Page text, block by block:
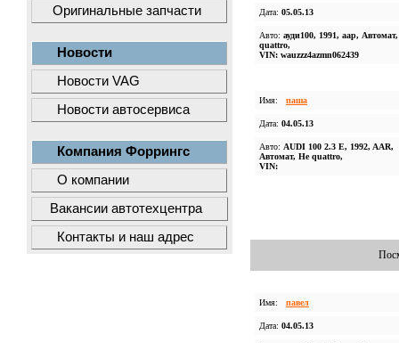
Оригинальные запчасти
Новости
Новости VAG
Новости автосервиса
Компания Форрингс
О компании
Вакансии автотехцентра
Контакты и наш адрес
Дата: 05.05.13
Авто: ауди100, 1991, аар, Автомат,
quattro,
VIN: wauzzz4azmn062439
Имя: паша
Дата: 04.05.13
Авто: AUDI 100 2.3 E, 1992, AAR,
Автомат, Не quattro,
VIN:
Имя: павел
Дата: 04.05.13